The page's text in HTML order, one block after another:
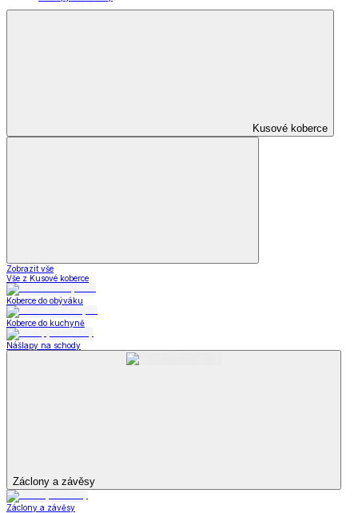
Kusové koberce
Zobrazit vše
Vše z Kusové koberce
Koberce do obýváku
Koberce do kuchyně
Nášlapy na schody
Záclony a závěsy
Záclony a závěsy